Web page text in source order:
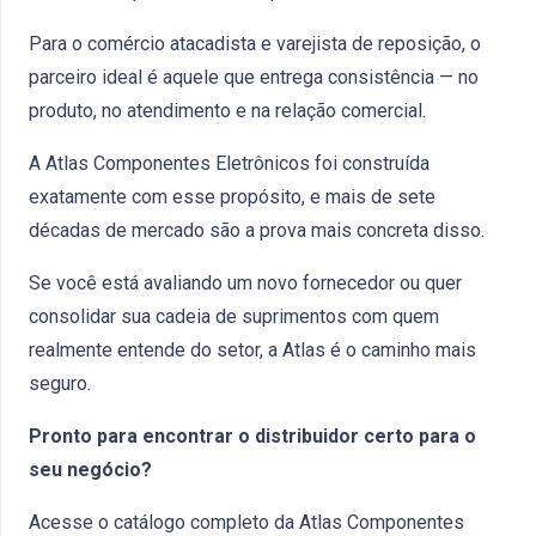
Para o comércio atacadista e varejista de reposição, o
parceiro ideal é aquele que entrega consistência — no
produto, no atendimento e na relação comercial.
A Atlas Componentes Eletrônicos foi construída
exatamente com esse propósito, e mais de sete
décadas de mercado são a prova mais concreta disso.
Se você está avaliando um novo fornecedor ou quer
consolidar sua cadeia de suprimentos com quem
realmente entende do setor, a Atlas é o caminho mais
seguro.
Pronto para encontrar o distribuidor certo para o
seu negócio?
Acesse o catálogo completo da Atlas Componentes